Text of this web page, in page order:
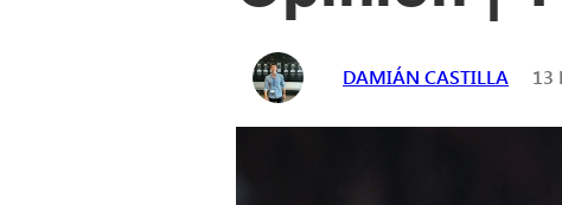
DAMIÁN CASTILLA 13